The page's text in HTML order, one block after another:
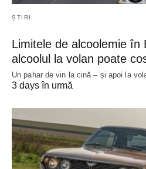
ȘTIRI
Limitele de alcoolemie în
alcoolul la volan poate
Un pahar de vin la cină – și apoi la
3 days în urmă